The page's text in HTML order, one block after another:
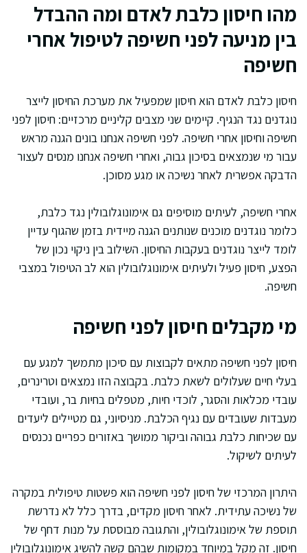
מהו חיסון כלבת לאדם ומה ההבדל
בין מניעה לפני חשיפה לטיפול אחרי
חשיפה
חיסון כלבת לאדם הוא חיסון שמפעיל את מערכת החיסון לייצר
נוגדנים נגד הנגיף. קיימים שני מצבים קליניים מרכזיים: חיסון לפני
חשיפה וחיסון אחרי חשיפה. לפני חשיפה אנחנו בונים הגנה מראש
עבור מי שנמצאים בסיכון גבוה, ואחרי חשיפה אנחנו מנסים לעצור
הדבקה אפשרית לאחר נשיכה או מגע מסוכן.
אחרי חשיפה, לעיתים מוסיפים גם אימונוגלובולין נגד כלבת,
כלומר נוגדנים מוכנים שנותנים הגנה מיידית בזמן שהגוף עדיין
לומד לייצר נוגדנים בעקבות החיסון. השילוב בין ניקוי נכון של
הפצע, חיסון פעיל ולעיתים אימונוגלובולין הוא לב הטיפול במצבי
חשיפה.
מי מקבלים חיסון לפני חשיפה
חיסון לפני חשיפה מתאים לקבוצות עם סיכון מתמשך למגע עם
בעלי חיים שעלולים לשאת כלבת. בקבוצה הזו נמצאים וטרינרים,
עובדי מכלאות והסגר, לוכדי חיות, מטפלים בחיות בר, ועובדי
מעבדות שעובדים עם נגיף הכלבת. מניסיוני, גם מטיילים ליעדים
עם שכיחות כלבת גבוהה וביקור ממושך באזורים כפריים נכנסים
לעיתים לשיקול.
היתרון המרכזי של חיסון לפני חשיפה הוא פשטות טיפולית במקרה
של נשיכה עתידית. לאחר חיסון מקדים, בדרך כלל לא נדרשת
תוספת של אימונוגלובולין, והתגובה מבוססת על מנות דחף של
חיסון. זה מקל במיוחד במקומות שבהם קשה להשיג אימונוגלובולין